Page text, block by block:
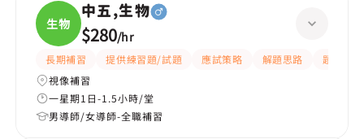
生物
中五,生物
$280/hr
長期補習 提供練習題/試題 應試策略 解題思路
題目講解
視像補習
一星期1日-1.5小時/堂
男導師/女導師-全職補習